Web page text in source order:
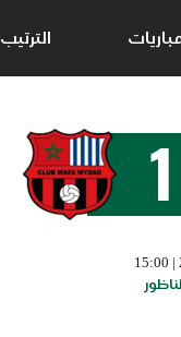
الترتيب
1